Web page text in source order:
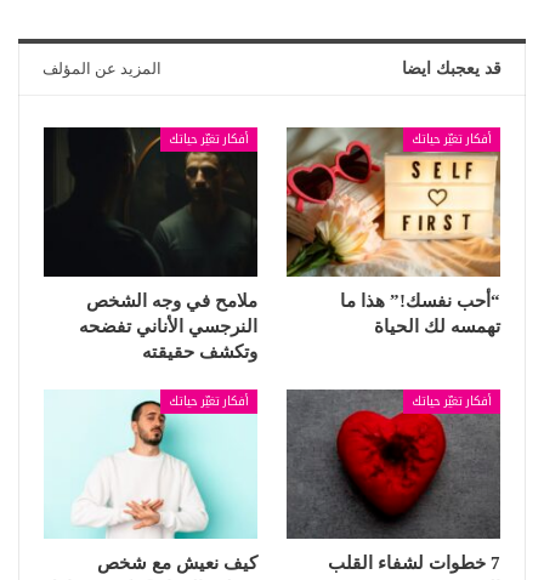
قد يعجبك ايضا المزيد عن المؤلف
أفكار تغيّر حياتك
“أحب نفسك!” هذا ما
تهمسه لك الحياة
أفكار تغيّر حياتك
ملامح في وجه الشخص
النرجسي الأناني تفضحه
وتكشف حقيقته
أفكار تغيّر حياتك
7 خطوات لشفاء القلب
أفكار تغيّر حياتك
كيف نعيش مع شخص